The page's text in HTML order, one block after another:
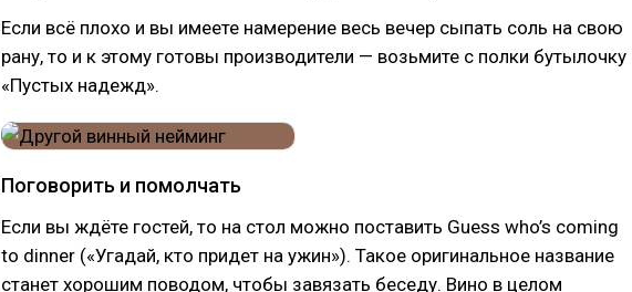
Если всё плохо и вы имеете намерение весь вечер сыпать соль на свою
рану, то и к этому готовы производители — возьмите с полки бутылочку
«Пустых надежд».
Поговорить и помолчать
Если вы ждёте гостей, то на стол можно поставить Guess who’s coming
to dinner («Угадай, кто придет на ужин»). Такое оригинальное название
станет хорошим поводом, чтобы завязать беседу. Вино в целом